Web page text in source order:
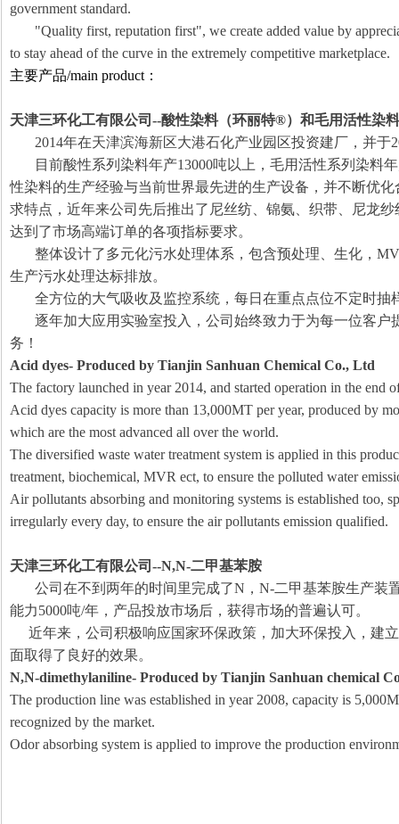
government standard.
"Quality first, reputation first", we create added value by
to stay ahead of the curve in the extremely competitive marketplace.
主要产品/main product：
天津三环化工有限公司 --酸性染料（环丽特®）和毛用活性染
2014年在天津滨海新区大港石化产业园区投资建厂，并于
目前酸性系列染料年产13000吨以上，毛用活性系列染料
性染料的生产经验与当前世界最先进的生产设备，并不断优
求特点，近年来公司先后推出了尼丝纺、锦氨、织带、尼龙
达到了市场高端订单的各项指标要求。
整体设计了多元化污水处理体系，包含预处理、生化，
生产污水处理达标排放。
全方位的大气吸收及监控系统，每日在重点点位不定时抽
逐年加大应用实验室投入，公司始终致力于为每一位客户
务！
Acid dyes- Produced by Tianjin Sanhuan Chemical Co., Ltd
The factory launched in year 2014, and started operation in the end
Acid dyes capacity is more than 13,000MT per year, produced by
which are the most advanced all over the world.
The diversified waste water treatment system is applied in this
treatment, biochemical, MVR ect, to ensure the polluted water
Air pollutants absorbing and monitoring systems is established too,
irregularly every day, to ensure the air pollutants emission qualified.
天津三环化工有限公司 --N,N-二甲基苯胺
公司在不到两年的时间里完成了N ， N-二甲基苯胺生产装
能力5000吨/年，产品投放市场后，获得市场的普遍认可。
近年来，公司积极响应国家环保政策，加大环保投入，建
面取得了良好的效果。
N,N-dimethylaniline- Produced by Tianjin Sanhuan chemical
The production line was established in year 2008, capacity is
recognized by the market.
Odor absorbing system is applied to improve the production